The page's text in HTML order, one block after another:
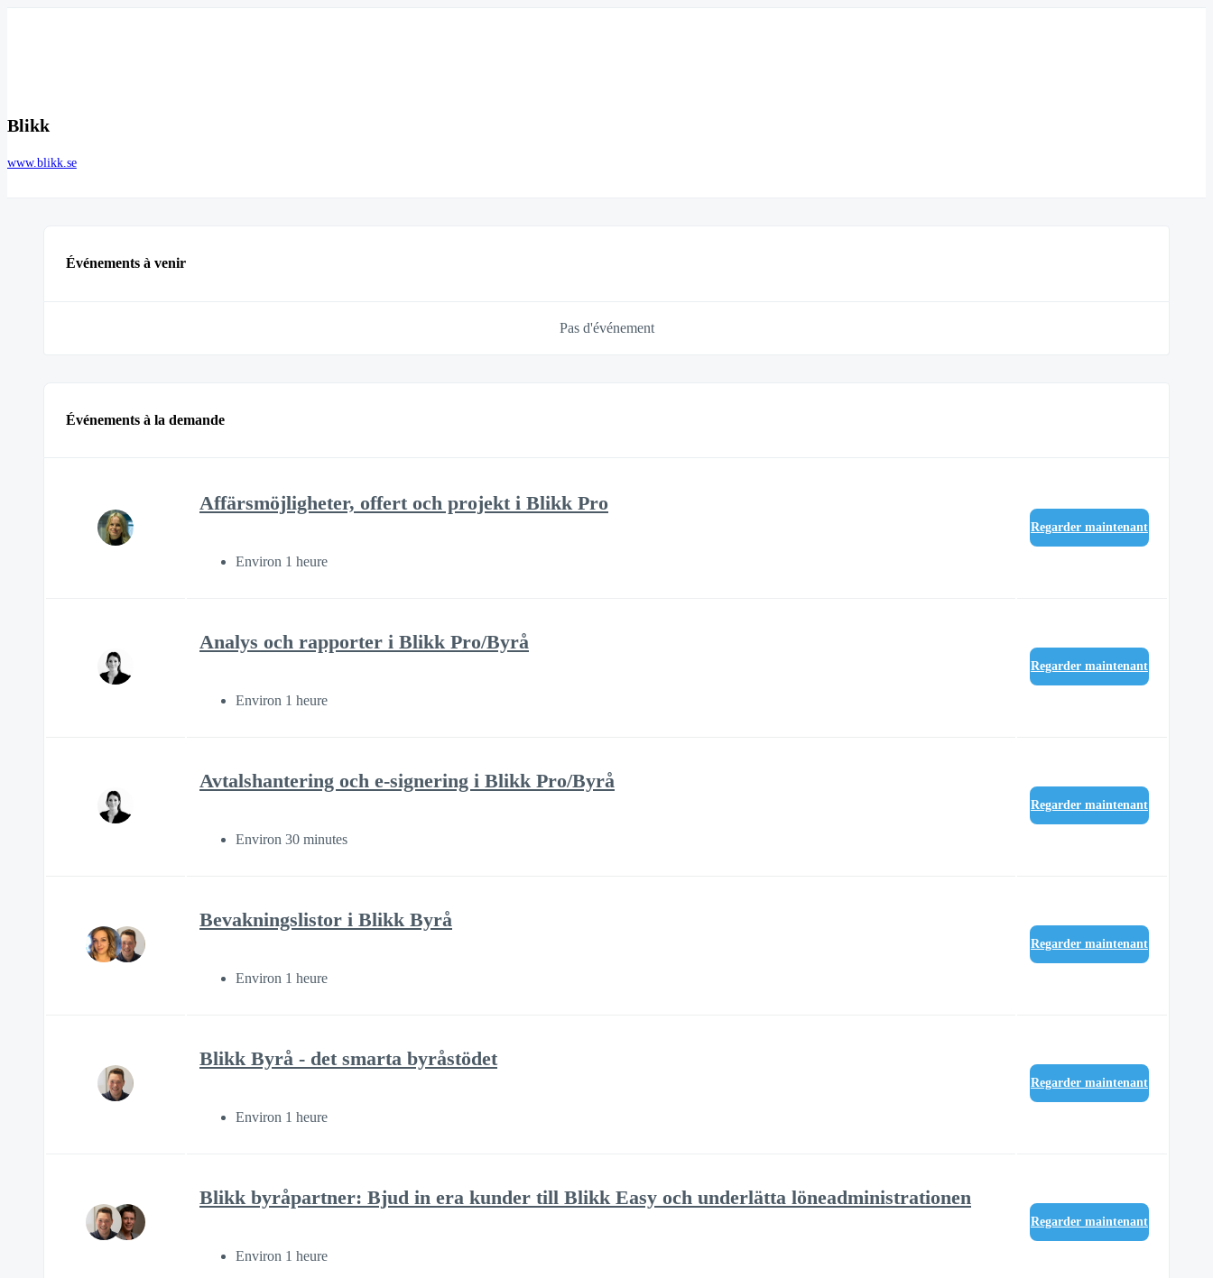
Blikk
www.blikk.se
Événements à venir
Pas d'événement
Événements à la demande
Affärsmöjligheter, offert och projekt i Blikk Pro
Environ 1 heure
Regarder maintenant
Analys och rapporter i Blikk Pro/Byrå
Environ 1 heure
Regarder maintenant
Avtalshantering och e-signering i Blikk Pro/Byrå
Environ 30 minutes
Regarder maintenant
Bevakningslistor i Blikk Byrå
Environ 1 heure
Regarder maintenant
Blikk Byrå - det smarta byråstödet
Environ 1 heure
Regarder maintenant
Blikk byråpartner: Bjud in era kunder till Blikk Easy och underlätta löneadministrationen
Environ 1 heure
Regarder maintenant